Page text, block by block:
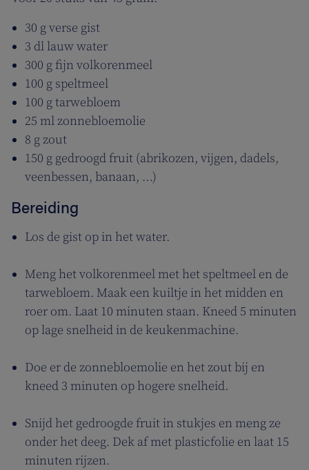
30 g verse gist
3 dl lauw water
300 g fijn volkorenmeel
100 g speltmeel
100 g tarwebloem
25 ml zonnebloemolie
8 g zout
150 g gedroogd fruit (abrikozen, vijgen, dadels,
veenbessen, banaan, …)
Bereiding
Los de gist op in het water.
Meng het volkorenmeel met het speltmeel en de
tarwebloem. Maak een kuiltje in het midden en
roer om. Laat 10 minuten staan. Kneed 5 minuten
op lage snelheid in de keukenmachine.
Doe er de zonnebloemolie en het zout bij en
kneed 3 minuten op hogere snelheid.
Snijd het gedroogde fruit in stukjes en meng ze
onder het deeg. Dek af met plasticfolie en laat 15
minuten rijzen.